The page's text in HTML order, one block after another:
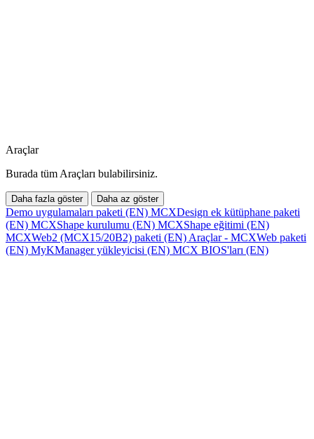
Araçlar
Burada tüm Araçları bulabilirsiniz.
Daha fazla göster Daha az göster
Demo uygulamaları paketi (EN) MCXDesign ek kütüphane paketi
(EN) MCXShape kurulumu (EN) MCXShape eğitimi (EN)
MCXWeb2 (MCX15/20B2) paketi (EN) Araçlar - MCXWeb paketi
(EN) MyKManager yükleyicisi (EN) MCX BIOS'ları (EN)